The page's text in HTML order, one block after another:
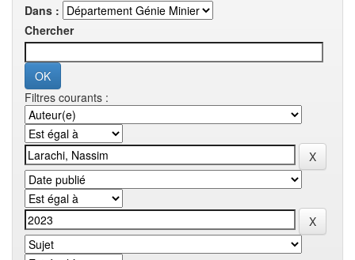
Dans :
Chercher
Filtres courants :